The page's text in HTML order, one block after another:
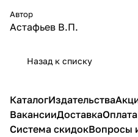
Автор
Астафьев В.П.
Назад к списку
КаталогИздательства
ВакансииДоставкаОплата
Система скидокВопросы